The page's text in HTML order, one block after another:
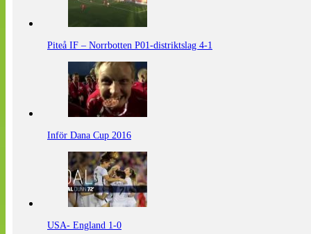
Piteå IF – Norrbotten P01-distriktslag 4-1
Inför Dana Cup 2016
USA- England 1-0